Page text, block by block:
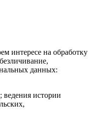
интересе на обработку
данных:
ведения истории